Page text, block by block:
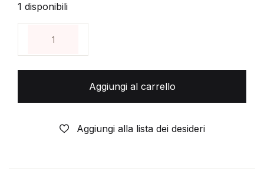
1 disponibili
Aggiungi al carrello
Aggiungi alla lista dei desideri